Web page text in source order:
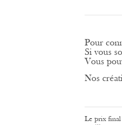
Pour
Si vous
Vous
Nos
Le prix final